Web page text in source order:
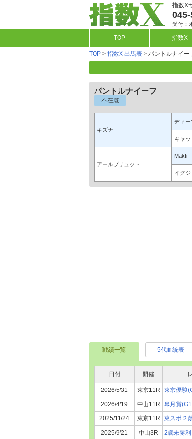
指数X
045-
受付：
TOP 指数X
TOP > 指数X 出馬表 > パントルナイー
パントルナイーフ
不在厩
キズナ
ディー
キャッ
アールブリュット
Makfi
イグジ
戦績一覧 5代血統表
日付 開催
2026/5/31 東京11R 東京優駿
2026/4/19 中山11R 皐月賞
2025/11/24 東京11R 東スポ２
2025/9/21 中山3R 2歳未勝利